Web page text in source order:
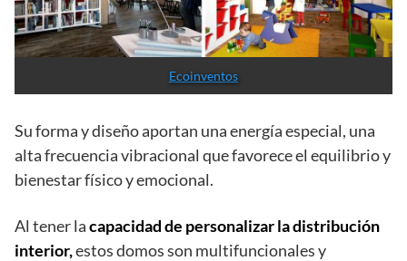
Ecoinventos
Su forma y diseño aportan una energía especial, una
alta frecuencia vibracional que favorece el equilibrio y
bienestar físico y emocional.
Al tener lacapacidad de personalizar la distribución
interior,estos domos son multifuncionales y